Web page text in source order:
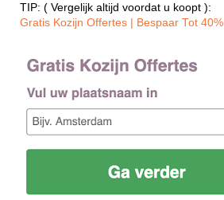
TIP: ( Vergelijk altijd voordat u koopt ):
Gratis Kozijn Offertes | Bespaar Tot 40%‎